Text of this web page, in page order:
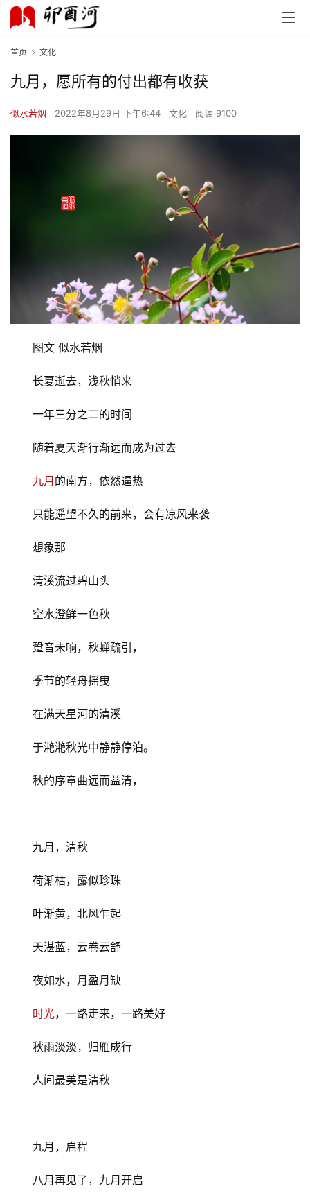
首页 文化
九月，愿所有的付出都有收获
似水若烟 2022年8月29日 下午6:44 文化 阅读 9100
图文 似水若烟
长夏逝去，浅秋悄来
一年三分之二的时间
随着夏天渐行渐远而成为过去
九月的南方，依然逼热
只能遥望不久的前来，会有凉风来袭
想象那
清溪流过碧山头
空水澄鲜一色秋
跫音未响，秋蝉疏引，
季节的轻舟摇曳
在满天星河的清溪
于滟滟秋光中静静停泊。
秋的序章曲远而益清，
九月，清秋
荷渐枯，露似珍珠
叶渐黄，北风乍起
天湛蓝，云卷云舒
夜如水，月盈月缺
时光，一路走来，一路美好
秋雨淡淡，归雁成行
人间最美是清秋
九月，启程
八月再见了，九月开启